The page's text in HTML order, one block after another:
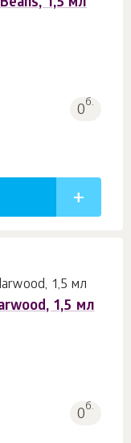
1,5 мл
0б.
1,5 мл
0б.